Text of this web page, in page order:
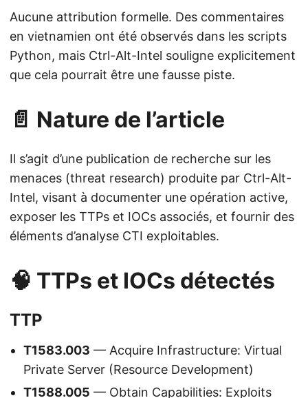
Aucune attribution formelle. Des commentaires
en vietnamien ont été observés dans les scripts
Python, mais Ctrl-Alt-Intel souligne explicitement
que cela pourrait être une fausse piste.
📄 Nature de l’article
Il s’agit d’une publication de recherche sur les
menaces (threat research) produite par Ctrl-Alt-
Intel, visant à documenter une opération active,
exposer les TTPs et IOCs associés, et fournir des
éléments d’analyse CTI exploitables.
🧠 TTPs et IOCs détectés
TTP
T1583.003 — Acquire Infrastructure: Virtual
Private Server (Resource Development)
T1588.005 — Obtain Capabilities: Exploits